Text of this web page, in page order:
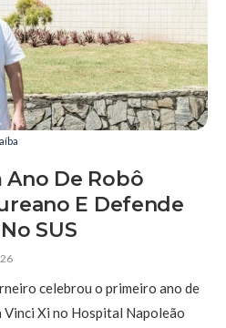
Ano De Robô
E Defende
SUS
celebrou o primeiro ano de
Xi no Hospital Napoleão